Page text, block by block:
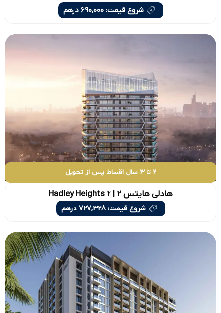
شروع قیمت: 690,000 درهم
2 تا 3 سال اقساط پس از تحویل
هادلی هایتس 2 | Hadley Heights 2
شروع قیمت: 727,328 درهم